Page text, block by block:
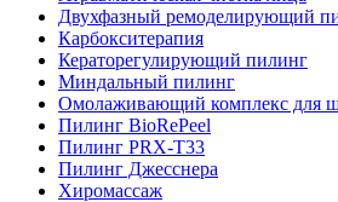
Двухфазный ремоделирующий
Карбокситерапия
Кераторегулирующий пилинг
Миндальный пилинг
Омолаживающий комплекс для
Пилинг BioRePeel
Пилинг PRX-T33
Пилинг Джесснера
Хиромассаж